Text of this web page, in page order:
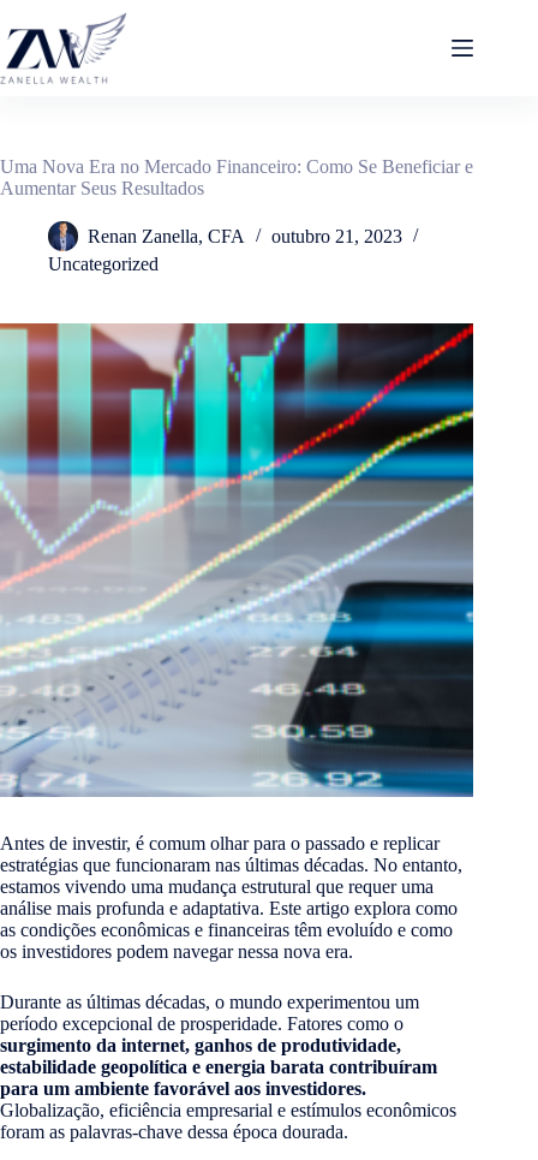
para
conteúdo
Uma Nova Era no Mercado Financeiro: Como Se Beneficiar e
Aumentar Seus Resultados
Renan Zanella, CFA
outubro 21, 2023
Uncategorized
Antes de investir, é comum olhar para o passado e replicar
estratégias que funcionaram nas últimas décadas. No entanto,
estamos vivendo uma mudança estrutural que requer uma
análise mais profunda e adaptativa. Este artigo explora como
as condições econômicas e financeiras têm evoluído e como
os investidores podem navegar nessa nova era.
Durante as últimas décadas, o mundo experimentou um
período excepcional de prosperidade. Fatores como o
surgimento da internet, ganhos de produtividade,
estabilidade geopolítica e energia barata contribuíram
para um ambiente favorável aos investidores.
Globalização, eficiência empresarial e estímulos econômicos
foram as palavras-chave dessa época dourada.